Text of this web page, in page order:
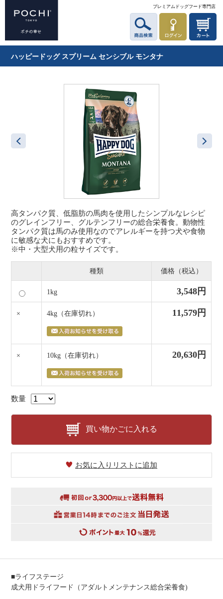
プレミアムドッグフード専門店
ハッピードッグ スプリーム センシブル モンタナ
高タンパク質、低脂肪の馬肉を使用したシンプルなレシピ
のグレインフリー、グルテンフリーの総合栄養食。動物性
タンパク質は馬のみ使用なのでアレルギーを持つ犬や食物
に敏感な犬にもおすすめです。
※中・大型犬用の粒サイズです。
種類 価格（税込）
1kg 3,548円
× 4kg （在庫切れ） 11,579円
× 10kg （在庫切れ） 20,630円
数量
買い物かごに入れる
お気に入りリストに追加
■ライフステージ
成犬用ドライフード（アダルトメンテナンス総合栄養食)